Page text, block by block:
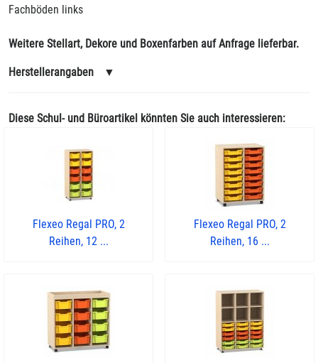
Fachböden links
Weitere Stellart, Dekore und Boxenfarben auf Anfrage lieferbar.
Herstellerangaben ▼
Diese Schul- und Büroartikel könnten Sie auch interessieren:
Flexeo Regal PRO, 2
Reihen, 12 ...
Flexeo Regal PRO, 2
Reihen, 16 ...